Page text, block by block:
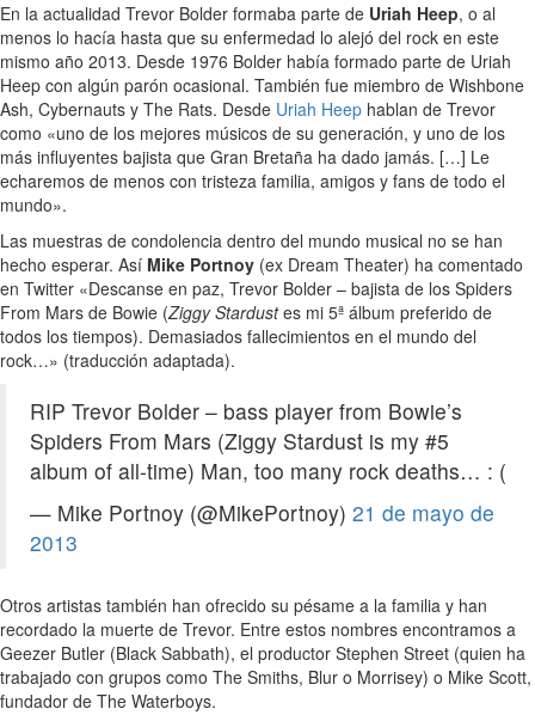
En la actualidad Trevor Bolder formaba parte de Uriah Heep, o al
menos lo hacía hasta que su enfermedad lo alejó del rock en este
mismo año 2013. Desde 1976 Bolder había formado parte de Uriah
Heep con algún parón ocasional. También fue miembro de Wishbone
Ash, Cybernauts y The Rats. Desde Uriah Heep hablan de Trevor
como «uno de los mejores músicos de su generación, y uno de los
más influyentes bajista que Gran Bretaña ha dado jamás. […] Le
echaremos de menos con tristeza familia, amigos y fans de todo el
mundo».
Las muestras de condolencia dentro del mundo musical no se han
hecho esperar. Así Mike Portnoy (ex Dream Theater) ha comentado
en Twitter «Descanse en paz, Trevor Bolder – bajista de los Spiders
From Mars de Bowie (Ziggy Stardustes mi 5ª álbum preferido de
todos los tiempos). Demasiados fallecimientos en el mundo del
rock…» (traducción adaptada).
RIP Trevor Bolder – bass player from Bowie’s
Spiders From Mars (Ziggy Stardust is my #5
album of all-time) Man, too many rock deaths… : (
— Mike Portnoy (@MikePortnoy) 21 de mayo de
2013
Otros artistas también han ofrecido su pésame a la familia y han
recordado la muerte de Trevor. Entre estos nombres encontramos a
Geezer Butler (Black Sabbath), el productor Stephen Street (quien ha
trabajado con grupos como The Smiths, Blur o Morrisey) o Mike Scott,
fundador de The Waterboys.